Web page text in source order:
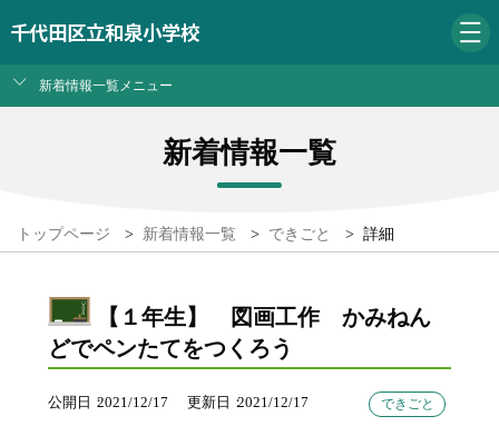
千代田区立和泉小学校
新着情報一覧メニュー
新着情報一覧
トップページ > 新着情報一覧 > できごと > 詳細
【１年生】 図画工作 かみねん
どでペンたてをつくろう
公開日 2021/12/17 更新日 2021/12/17 できごと